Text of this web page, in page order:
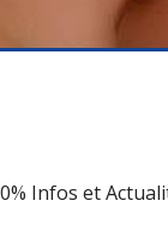
Infos et